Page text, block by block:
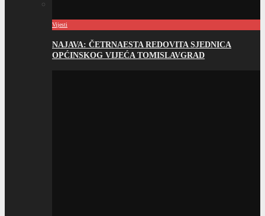
Vijesti
NAJAVA: ČETRNAESTA REDOVITA SJEDNICA
OPĆINSKOG VIJEĆA TOMISLAVGRAD